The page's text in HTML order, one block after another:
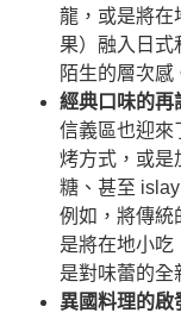
龍，或是將在
果）融入日式
陌生的層次感
經典口味的再
信義區也迎來
烤方式，或是
糖、甚至
例如，將傳統
是將在地小吃
是對味蕾的全
異國料理的啟